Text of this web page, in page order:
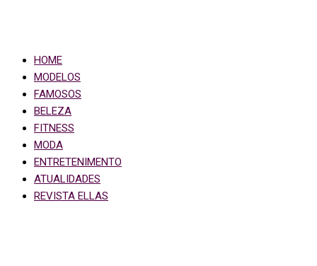
HOME
MODELOS
FAMOSOS
BELEZA
FITNESS
MODA
ENTRETENIMENTO
ATUALIDADES
REVISTA ELLAS